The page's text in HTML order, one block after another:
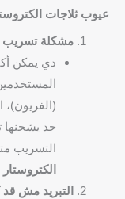
عيوب ثلاجات
مشكلة تسريب
دي يمكن
حد
التسريب
الكتروستار
التبريد مش